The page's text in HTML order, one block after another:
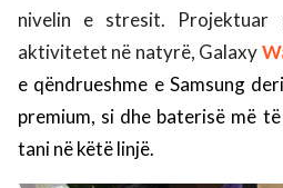
nivelin e stresit. Projektuar
aktivitetet në natyrë, Galaxy
e qëndrueshme e Samsung
premium, si dhe baterisë më
tani në këtë linjë.